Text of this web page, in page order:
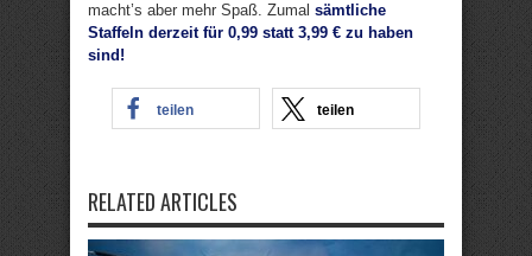
macht’s aber mehr Spaß. Zumal sämtliche
Staffeln derzeit für 0,99 statt 3,99 € zu haben
sind!
teilen teilen
RELATED ARTICLES